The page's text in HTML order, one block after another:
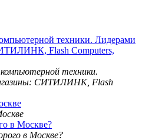
техники. Лидерами
Flash Computers,
в Москве?